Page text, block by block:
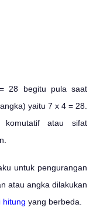
28 begitu pula saat
yaitu 7 x 4 = 28.
atau sifat
untuk pengurangan
atau angka dilakukan
hitung yang berbeda.